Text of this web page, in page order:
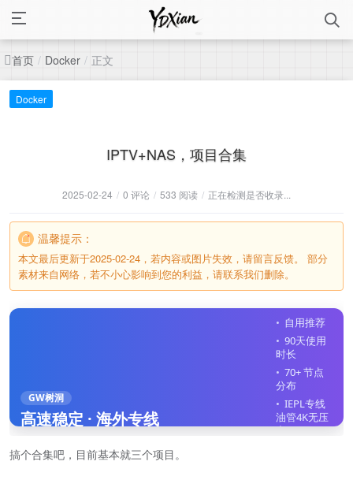
首页 / Docker / 正文
Docker
IPTV+NAS，项目合集
2025-02-24 / 0 评论 / 533 阅读 / 正在检测是否收录...
温馨提示：
本文最后更新于2025-02-24，若内容或图片失效，请留言反馈。 部分
素材来自网络，若不小心影响到您的利益，请联系我们删除。
GW树洞
高速稳定 · 海外专线
自用推荐
90天使用
时长
70+ 节点
分布
IEPL专线
油管4K无压
力
搞个合集吧，目前基本就三个项目。